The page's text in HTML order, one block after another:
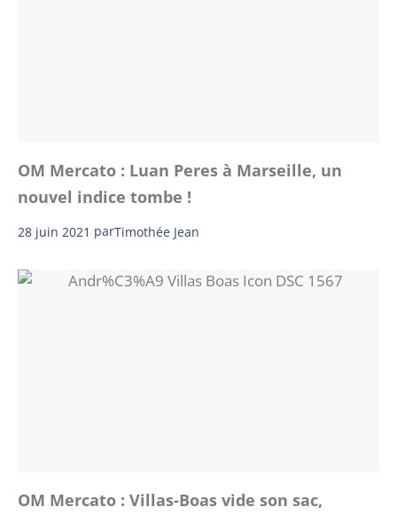
OM Mercato : Luan Peres à Marseille, un
nouvel indice tombe !
28 juin 2021 parTimothée Jean
OM Mercato : Villas-Boas vide son sac,